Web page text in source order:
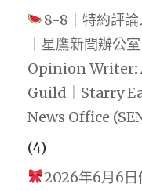
8-8｜特約評論
｜星鷹新聞辦
Opinion Writer:
Guild｜Starry
News Office
(4)
2026年6月6日